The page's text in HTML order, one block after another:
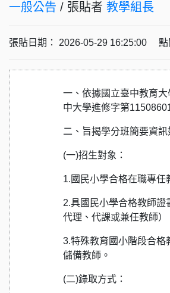
一般公告 / 張貼者 教學組長
張貼日期： 2026-05-29 16:25:00 點
一、依據國立臺中教育
中大學進修字第
二、旨揭學分班簡要資訊
(一)招生對象：
1.國民小學合格在職專任
2.具國民小學合格教師證
代理、代課或兼任教師）
3.特殊教育國小階段合格
儲備教師。
(二)錄取方式：